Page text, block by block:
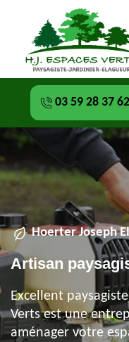
03 59 28 37 62
Hoerter Joseph
Artisan
Excellent
Verts est une
aménager votre